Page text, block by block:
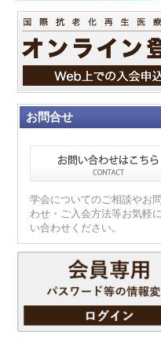
お問合せ
学会についてのご相談やお
わせ・ご入会方法等お気軽
い合わせください。